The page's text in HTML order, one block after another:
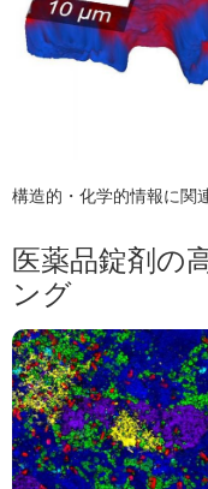
構造的・化学的情報に関
医薬品錠剤の
ング